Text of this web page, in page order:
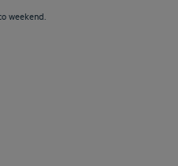
weekend.